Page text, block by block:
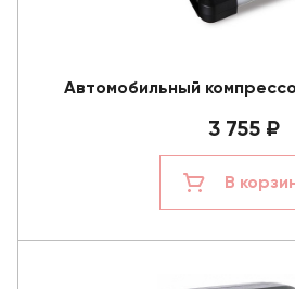
Автомобильный
3 755 ₽
В